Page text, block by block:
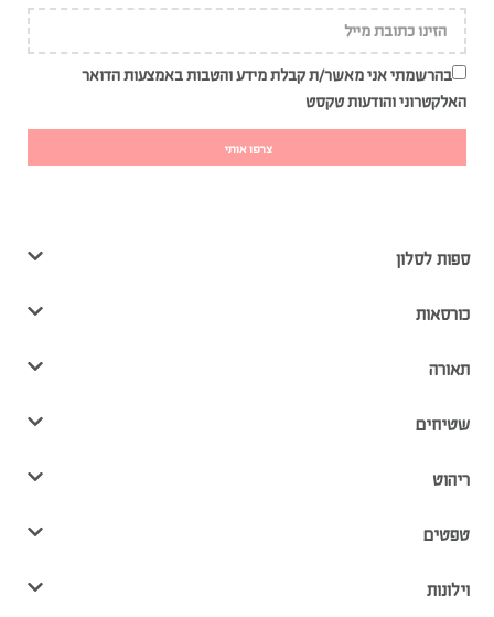
בהרשמתי אני מאשר/ת קבלת מידע והטבות באמצעות הדואר
האלקטרוני והודעות טקסט
צרפו אותי
ספות לסלון
כורסאות
תאורה
שטיחים
ריהוט
טפטים
וילונות